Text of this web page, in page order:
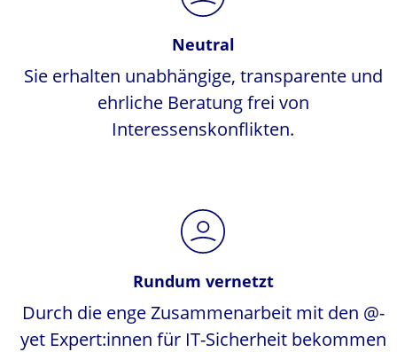
Neutral
Sie erhalten unabhängige, transparente und
ehrliche Beratung frei von
Interessenskonflikten.
Rundum vernetzt
Durch die enge Zusammenarbeit mit den @-
yet Expert:innen für IT-Sicherheit bekommen